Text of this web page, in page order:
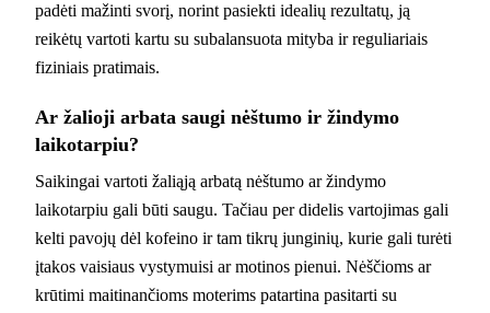
padėti mažinti svorį, norint pasiekti idealių rezultatų, ją
reikėtų vartoti kartu su subalansuota mityba ir reguliariais
fiziniais pratimais.
Ar žalioji arbata saugi nėštumo ir žindymo
laikotarpiu?
Saikingai vartoti žaliąją arbatą nėštumo ar žindymo
laikotarpiu gali būti saugu. Tačiau per didelis vartojimas gali
kelti pavojų dėl kofeino ir tam tikrų junginių, kurie gali turėti
įtakos vaisiaus vystymuisi ar motinos pienui. Nėščioms ar
krūtimi maitinančioms moterims patartina pasitarti su